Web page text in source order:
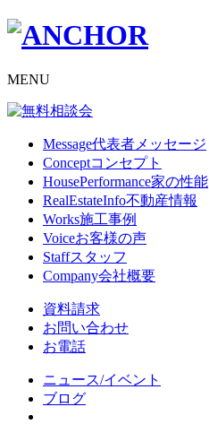
MENU
Message代表者メッセージ
Conceptコンセプト
HousePerformance家の性能
RealEstateInfo不動産情報
Works施工事例
Voiceお客様の声
Staffスタッフ
Company会社概要
資料請求
お問い合わせ
お電話
ニュース/イベント
ブログ